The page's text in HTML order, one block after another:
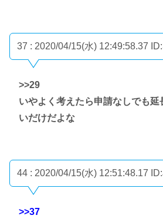
37 : 2020/04/15(水) 12:49:58.37
>>29
いやよく考えたら申請なしでも
いだけだよな
44 : 2020/04/15(水) 12:51:48.17
>>37